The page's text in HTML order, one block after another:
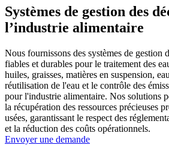
Systèmes de gestion des
l’industrie alimentaire
Nous fournissons des systèmes de gestion
fiables et durables pour le traitement des
huiles, graisses, matières en suspension,
réutilisation de l'eau et le contrôle des
pour l'industrie alimentaire. Nos solutions
la récupération des ressources précieuses
usées, garantissant le respect des
et la réduction des coûts opérationnels.
Envoyer une demande